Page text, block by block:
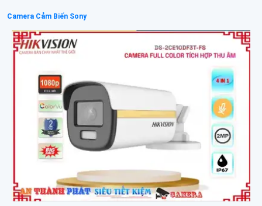
Camera Cảm Biến Sony